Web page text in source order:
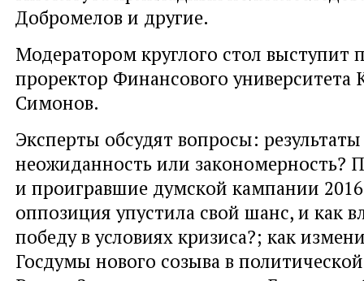
Добромелов и другие.
Модератором круглого стол выступит
проректор Финансового университета
Симонов.
Эксперты обсудят вопросы:
неожиданность или закономерность?
и проигравшие думской кампании
оппозиция упустила свой шанс, и как
победу в условиях кризиса?; как
Госдумы нового созыва в